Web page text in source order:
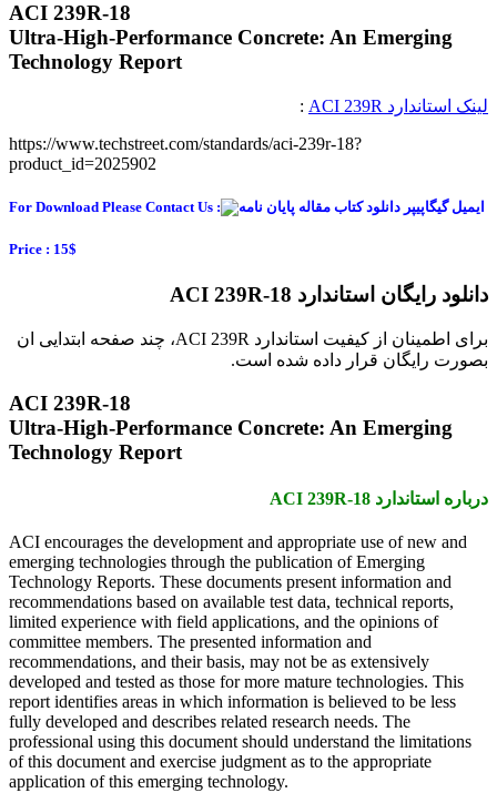
ACI 239R-18
Ultra-High-Performance Concrete: An Emerging
Technology Report
لینک استاندارد ACI 239R
:
https://www.techstreet.com/standards/aci-239r-18?
product_id=2025902
For Download Please Contact Us :
Price : 15$
دانلود رایگان استاندارد ACI 239R-18
برای اطمینان از کیفیت استاندارد ACI 239R، چند صفحه ابتدایی ان
بصورت رایگان قرار داده شده است.
ACI 239R-18
Ultra-High-Performance Concrete: An Emerging
Technology Report
درباره استاندارد ACI 239R-18
ACI encourages the development and appropriate use of new and
emerging technologies through the publication of Emerging
Technology Reports. These documents present information and
recommendations based on available test data, technical reports,
limited experience with field applications, and the opinions of
committee members. The presented information and
recommendations, and their basis, may not be as extensively
developed and tested as those for more mature technologies. This
report identifies areas in which information is believed to be less
fully developed and describes related research needs. The
professional using this document should understand the limitations
of this document and exercise judgment as to the appropriate
application of this emerging technology.